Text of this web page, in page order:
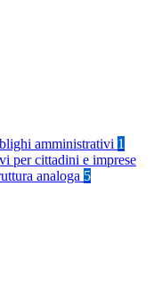
amministrativi 1
per cittadini e imprese
analoga 5